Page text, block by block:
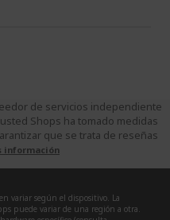
de servicios independiente
Shops ha tomado medidas
que se trata de reseñas
información
variar según el dispositivo. La
puede variar de una región a otra.